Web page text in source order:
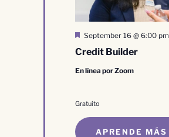
Credit Builder
Destacado
September 16 @ 6:00 pm
En línea por Zoom
Gratuito
APRENDE MÁS